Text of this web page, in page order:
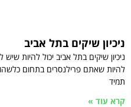
ניכיון שיקים בתל אביב
ניכיון שיקים בתל אביב יכול להיות
להיות שאתם פרילנסרים בתחום
תמיד
קרא עוד »